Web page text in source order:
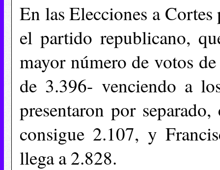
En las Elecciones a
el partido republicano,
mayor número de votos
de 3.396- venciendo a
presentaron por
consigue 2.107, y
llega a 2.828.